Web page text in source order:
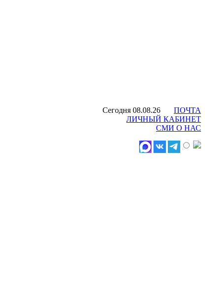
Сегодня 08.08.26
ПОЧТА
ЛИЧНЫЙ КАБИНЕТ
СМИ О НАС